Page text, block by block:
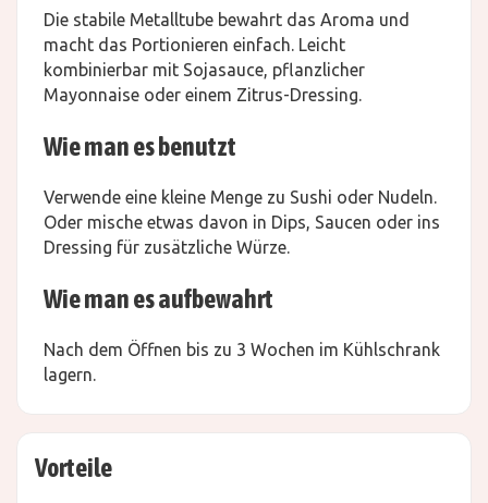
Die stabile Metalltube bewahrt das Aroma und
macht das Portionieren einfach. Leicht
kombinierbar mit Sojasauce, pflanzlicher
Mayonnaise oder einem Zitrus-Dressing.
Wie man es benutzt
Verwende eine kleine Menge zu Sushi oder Nudeln.
Oder mische etwas davon in Dips, Saucen oder ins
Dressing für zusätzliche Würze.
Wie man es aufbewahrt
Nach dem Öffnen bis zu 3 Wochen im Kühlschrank
lagern.
Vorteile